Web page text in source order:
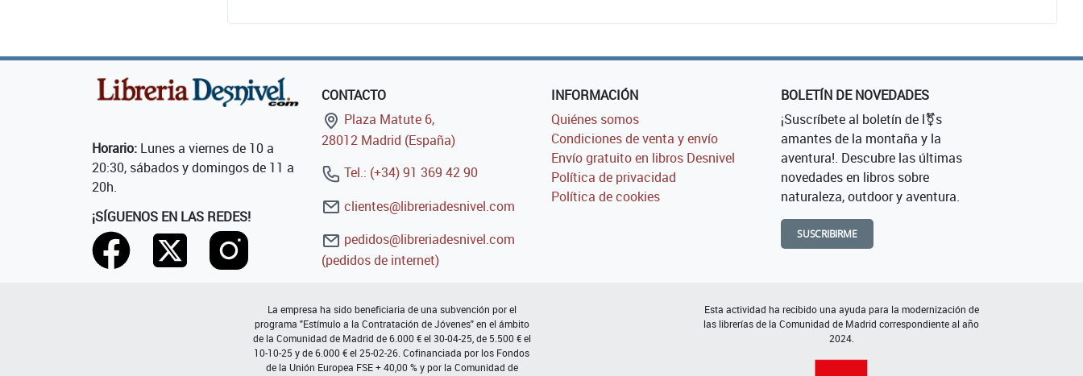
Horario: Lunes a viernes de 10 a
20:30, sábados y domingos de 11 a
20h.
¡SÍGUENOS EN LAS REDES!
CONTACTO
Plaza Matute 6,
28012 Madrid (España)
Tel.: (+34) 91 369 42 90
clientes@libreriadesnivel.com
pedidos@libreriadesnivel.com
(pedidos de internet)
INFORMACIÓN
Quiénes somos
Condiciones de venta y envío
Envío gratuito en libros Desnivel
Política de privacidad
Política de cookies
BOLETÍN DE NOVEDADES
¡Suscríbete al boletín de l⚧s
amantes de la montaña y la
aventura!. Descubre las últimas
novedades en libros sobre
naturaleza, outdoor y aventura.
SUSCRIBIRME
La empresa ha sido beneficiaria de una subvención por el
programa "Estímulo a la Contratación de Jóvenes" en el ámbito
de la Comunidad de Madrid de 6.000 € el 30-04-25, de 5.500 € el
10-10-25 y de 6.000 € el 25-02-26. Cofinanciada por los Fondos
de la Unión Europea FSE + 40,00 % y por la Comunidad de
Esta actividad ha recibido una ayuda para la modernización de
las librerías de la Comunidad de Madrid correspondiente al año
2024.